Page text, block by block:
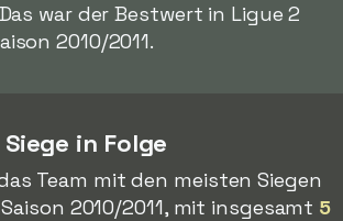
war der Bestwert in Ligue 2
2010/2011.
in Folge
Team mit den meisten Siegen
2010/2011, mit insgesamt 5